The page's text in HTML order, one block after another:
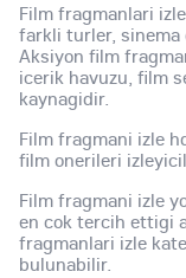
Film fragmanlari
farkli turler,
Aksiyon film
icerik havuzu, film
kaynagidir.
Film fragmani izle
film onerileri
Film fragmani izle
en cok tercih ettigi
fragmanlari izle
bulunabilir.